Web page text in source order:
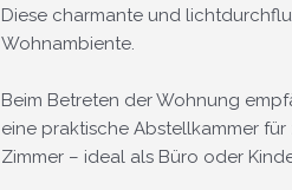
Diese charmante und
Wohnambiente.
Beim Betreten der Wohnung
eine praktische Abstellkammer
Zimmer – ideal als Büro oder